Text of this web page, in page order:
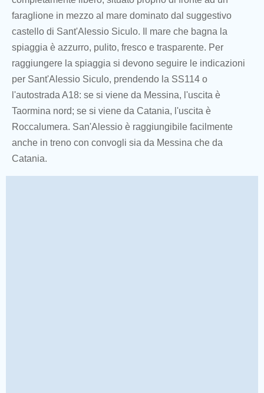
faraglione in mezzo al mare dominato dal suggestivo
castello di Sant'Alessio Siculo. Il mare che bagna la
spiaggia è azzurro, pulito, fresco e trasparente. Per
raggiungere la spiaggia si devono seguire le indicazioni
per Sant'Alessio Siculo, prendendo la SS114 o
l'autostrada A18: se si viene da Messina, l'uscita è
Taormina nord; se si viene da Catania, l'uscita è
Roccalumera. San'Alessio è raggiungibile facilmente
anche in treno con convogli sia da Messina che da
Catania.